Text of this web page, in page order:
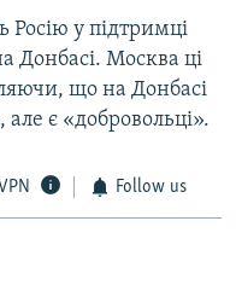
Росію у підтримці
Донбасі. Москва ці
що на Донбасі
є «добровольці».
Follow us